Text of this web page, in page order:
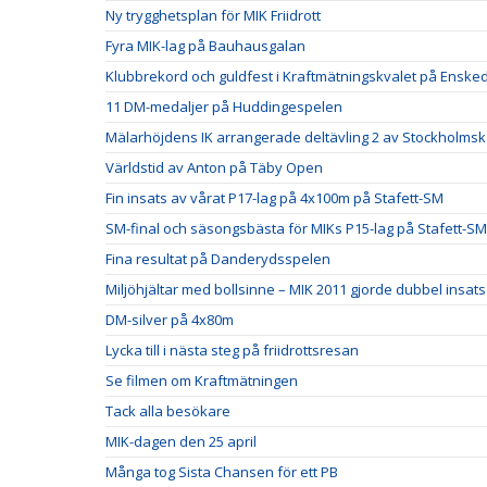
Ny trygghetsplan för MIK Friidrott
Fyra MIK-lag på Bauhausgalan
Klubbrekord och guldfest i Kraftmätningskvalet på
11 DM-medaljer på Huddingespelen
Mälarhöjdens IK arrangerade deltävling 2 av
Världstid av Anton på Täby Open
Fin insats av vårat P17-lag på 4x100m på Stafett-SM
SM-final och säsongsbästa för MIKs P15-lag på Stafett-
Fina resultat på Danderydsspelen
Miljöhjältar med bollsinne – MIK 2011 gjorde dubbel insats
DM-silver på 4x80m
Lycka till i nästa steg på friidrottsresan
Se filmen om Kraftmätningen
Tack alla besökare
MIK-dagen den 25 april
Många tog Sista Chansen för ett PB